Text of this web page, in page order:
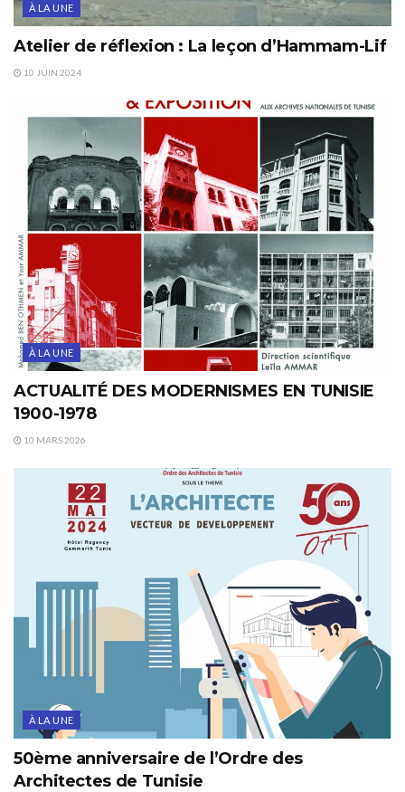
À LA UNE
Atelier de réflexion : La leçon d’Hammam-Lif
10 JUIN 2024
À LA UNE
ACTUALITÉ DES MODERNISMES EN TUNISIE
1900-1978
10 MARS 2026
À LA UNE
50ème anniversaire de l’Ordre des
Architectes de Tunisie